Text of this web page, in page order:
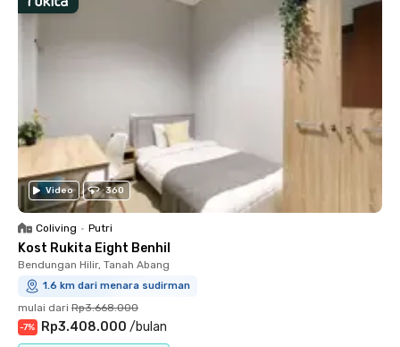
Video 360
Coliving • Putri
Kost Rukita Eight Benhil
Bendungan Hilir, Tanah Abang
1.6 km dari menara sudirman
mulai dari Rp3.668.000
-7% Rp3.408.000 /bulan